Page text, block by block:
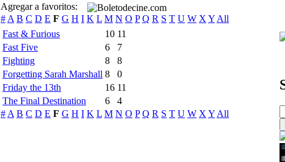
Agregar a favoritos:
# A B C D E F G H I K L M N O P Q R S T U W X Y All
Fast & Furious
10 11
Fast Five
6
7
Fighting
8
8
Forgetting Sarah Marshall 8
0
Friday the 13th
16 11
The Final Destination
6
4
# A B C D E F G H I K L M N O P Q R S T U W X Y All